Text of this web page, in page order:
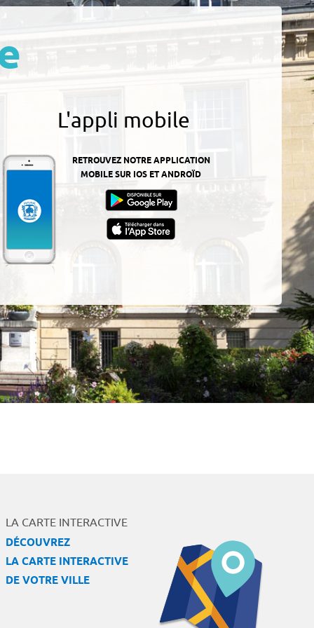
L'appli mobile
RETROUVEZ NOTRE APPLICATION
MOBILE SUR IOS ET ANDROÏD
LA CARTE INTERACTIVE
DÉCOUVREZ
LA CARTE INTERACTIVE
DE VOTRE VILLE